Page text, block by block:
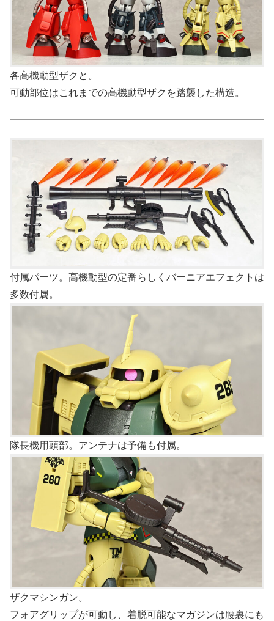
各高機動型ザクと。
可動部位はこれまでの高機動型ザクを踏襲した構造。
付属パーツ。高機動型の定番らしくバーニアエフェクトは
多数付属。
隊長機用頭部。アンテナは予備も付属。
ザクマシンガン。
フォアグリップが可動し、着脱可能なマガジンは腰裏にも